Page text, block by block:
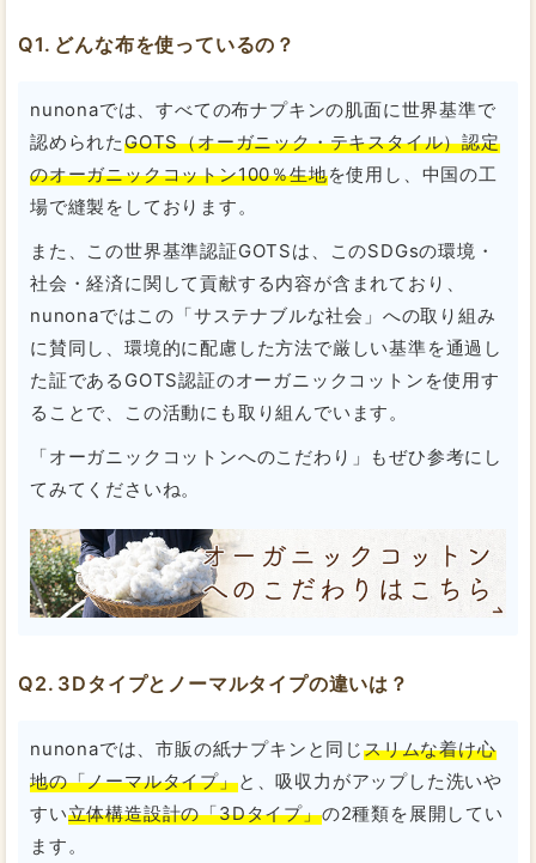
どんな布を使っているの？
nunonaでは、すべての布ナプキンの肌面に世界基準で
認められたGOTS（オーガニック・テキスタイル）認定
のオーガニックコットン100％生地を使用し、中国の工
場で縫製をしております。
また、この世界基準認証GOTSは、このSDGsの環境・
社会・経済に関して貢献する内容が含まれており、
nunonaではこの「サステナブルな社会」への取り組み
に賛同し、環境的に配慮した方法で厳しい基準を通過し
た証であるGOTS認証のオーガニックコットンを使用す
ることで、この活動にも取り組んでいます。
「オーガニックコットンへのこだわり」もぜひ参考にし
てみてくださいね。
3Dタイプとノーマルタイプの違いは？
nunonaでは、市販の紙ナプキンと同じスリムな着け心
地の「ノーマルタイプ」と、吸収力がアップした洗いや
すい立体構造設計の「3Dタイプ」の2種類を展開してい
ます。